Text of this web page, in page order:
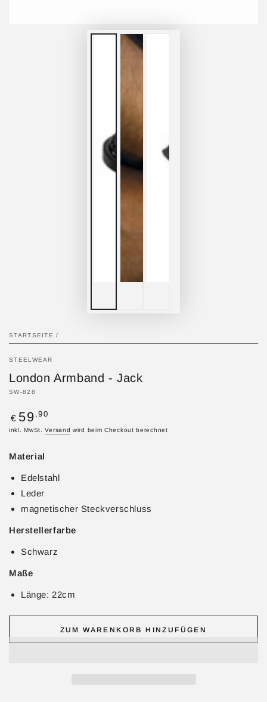
STARTSEITE /
STEELWEAR
London Armband - Jack
SW-828
Regulärer
Preis
€ 59 ,90
inkl. MwSt.Versand wird beim Checkout berechnet
Material
Edelstahl
Leder
magnetischer Steckverschluss
Herstellerfarbe
Schwarz
Maße
Länge: 22cm
ZUM WARENKORB HINZUFÜGEN